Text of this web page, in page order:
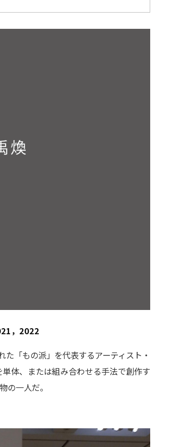
，2022
「もの派」を代表するアーティスト・
単体、または組み合わせる手法で創作す
の一人だ。